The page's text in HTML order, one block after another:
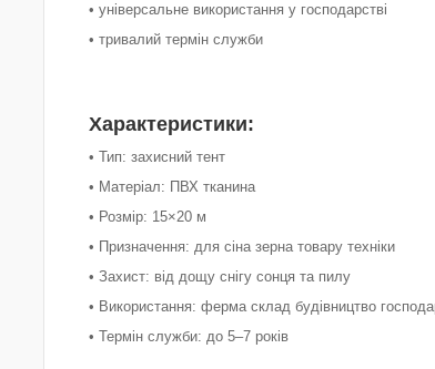
• універсальне використання у господарстві
• тривалий термін служби
Характеристики:
• Тип: захисний тент
• Матеріал: ПВХ тканина
• Розмір: 15×20 м
• Призначення: для сіна зерна товару техніки
• Захист: від дощу снігу сонця та пилу
• Використання: ферма склад будівництво
• Термін служби: до 5–7 років